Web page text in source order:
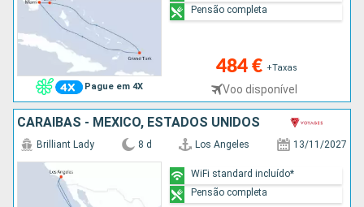
Pague em 4X
484 € +Taxas
Voo disponível
Pensão completa
CARAIBAS - MEXICO, ESTADOS UNIDOS
Brilliant Lady 8 d Los Angeles 13/11/2027
WiFi standard incluído*
Pensão completa